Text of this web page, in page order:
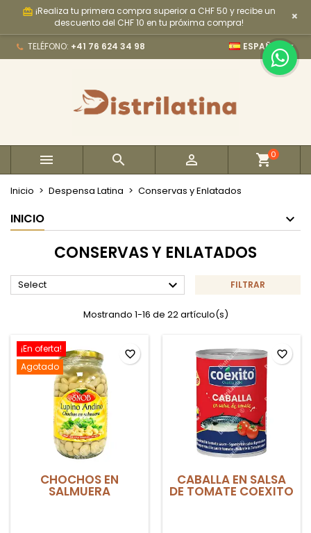
card_giftcard ¡Realiza tu primera compra superior a CHF 50 y recibe un
descuento del CHF 10 en tu próxima compra!
×
TELÉFONO: +41 76 624 34 98 ESPAÑOL 
   0
Inicio Despensa Latina Conservas y Enlatados
INICIO
CONSERVAS Y ENLATADOS
Select  FILTRAR
Mostrando 1-16 de 22 artículo(s)
¡En oferta!
Agotado
CHOCHOS EN
SALMUERA
favorite_border
CABALLA EN SALSA
DE TOMATE COEXITO
favorite_border
My wishlists ×
add_circle_outline Create new list
((modalTitle)) ×
((confirmMessage))
((cancelText)) ((modalDeleteText))
Crear lista de deseos ×
Iniciar sesión ×
Debe iniciar sesión para guardar productos en su
Cancelar Iniciar sesión